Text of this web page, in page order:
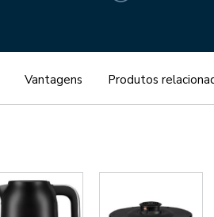
Vantagens Produtos